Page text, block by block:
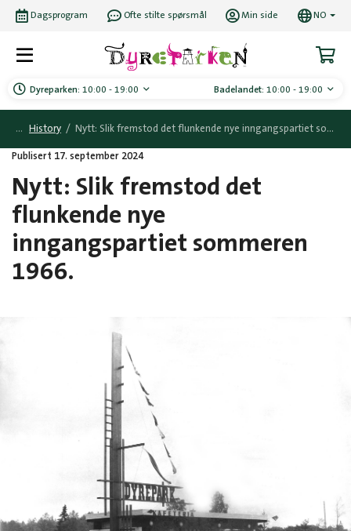
Dyreparken: 10:00 - 19:00 Badelandet: 10:00 - 19:00
Dagsprogram Ofte stilte spørsmål Min side NO
History / Nytt: Slik fremstod det flunkende nye inngangspartiet sommeren 1966.
Publisert 17. september 2024
Nytt: Slik fremstod det
flunkende nye
inngangspartiet sommeren
1966.